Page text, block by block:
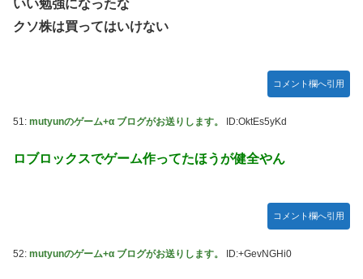
いい勉強になったな
クソ株は買ってはいけない
コメント欄へ引用
51: mutyunのゲーム+α ブログがお送りします。 ID:OktEs5yKd
ロブロックスでゲーム作ってたほうが健全やん
コメント欄へ引用
52: mutyunのゲーム+α ブログがお送りします。 ID:+GevNGHi0